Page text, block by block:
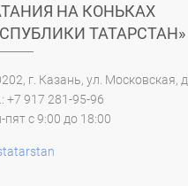
НА КОНЬКАХ
ТАТАРСТАН»
г. Казань, ул. Московская,
+7 917 281-95-96
пят с 9:00 до 18:00